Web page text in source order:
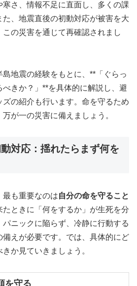
寒さ、情報不足に直面し、多くの課
、地震直後の初動対応が被害を大
この災害を通じて再確認されまし
地震の経験をもとに、**「ぐらっ
べきか？」**を具体的に解説し、避
の紹介も行います。命を守るため
が一の災害に備えましょう。
対応：揺れたらまず何を
最も重要なのは自分の命を守ること
ときに「何をするか」が生死を分
ニックに陥らず、冷静に行動する
備えが必要です。では、具体的にど
か見ていきましょう。
を守る